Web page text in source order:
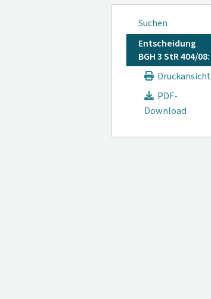
Suchen
Entscheidung
BGH 3 StR 404/08:
Druckansicht
PDF-
Download